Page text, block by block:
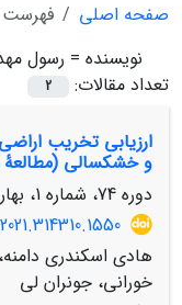
صفحه اصلی
فهرست
نویسنده = رسول
تعداد مقالات:
2
ارزیابی تخریب
و خشکسالی (مطالعۀ
دوره 74، شماره 1، بهار 1400، صفحه
هادی اسکندری
خورانی، جونران لی